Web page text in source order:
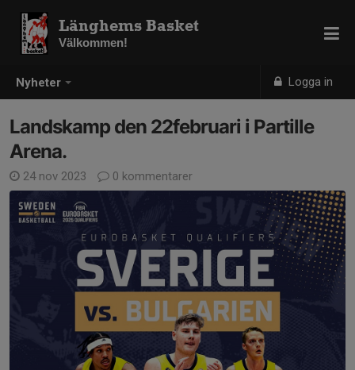
Nyheter Logga in
Länghems Basket
Välkommen!
Landskamp den 22februari i Partille
Arena.
24 nov 2023 0 kommentarer